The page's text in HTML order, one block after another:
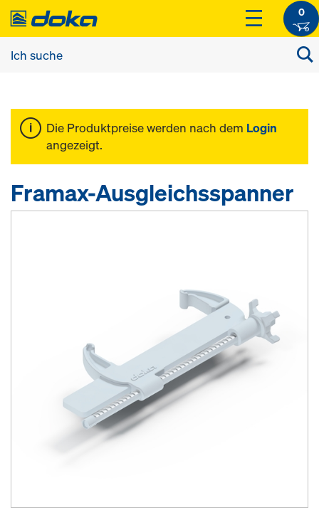
0
Die Produktpreise werden nach dem Login
angezeigt.
Framax-Ausgleichsspanner